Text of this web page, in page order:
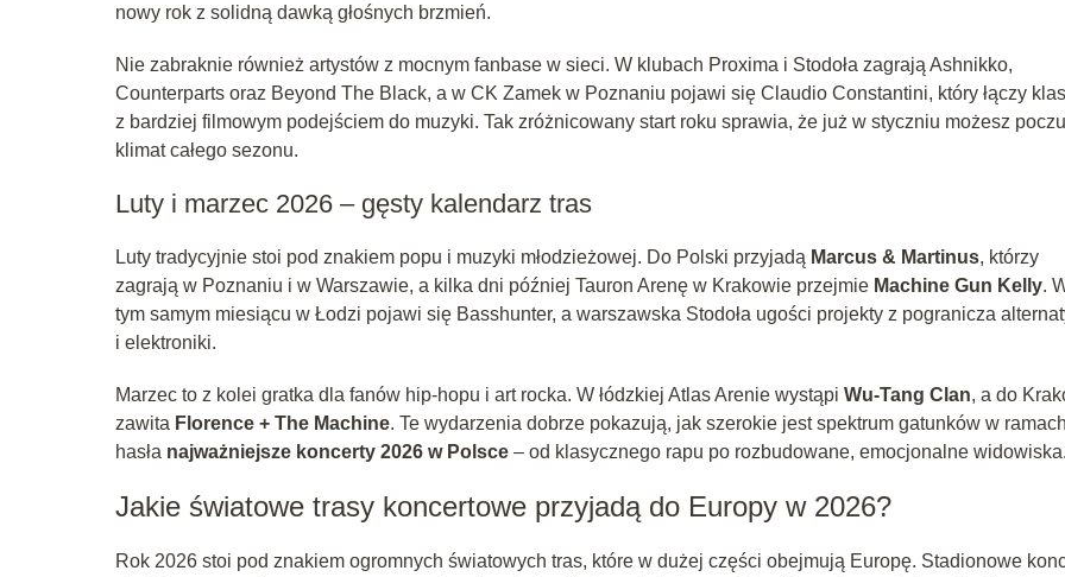
nowy rok z solidną dawką głośnych brzmień.
Nie zabraknie również artystów z mocnym fanbase w sieci. W klubach Proxima i Stodoła zagrają Ashnikko,
Counterparts oraz Beyond The Black, a w CK Zamek w Poznaniu pojawi się Claudio Constantini, który łączy
z bardziej filmowym podejściem do muzyki. Tak zróżnicowany start roku sprawia, że już w styczniu możesz
klimat całego sezonu.
Luty i marzec 2026 – gęsty kalendarz tras
Luty tradycyjnie stoi pod znakiem popu i muzyki młodzieżowej. Do Polski przyjadą Marcus & Martinus, którzy
zagrają w Poznaniu i w Warszawie, a kilka dni później Tauron Arenę w Krakowie przejmie Machine Gun Kelly.
tym samym miesiącu w Łodzi pojawi się Basshunter, a warszawska Stodoła ugości projekty z pogranicza
i elektroniki.
Marzec to z kolei gratka dla fanów hip-hopu i art rocka. W łódzkiej Atlas Arenie wystąpi Wu-Tang Clan, a do
zawita Florence + The Machine. Te wydarzenia dobrze pokazują, jak szerokie jest spektrum gatunków w ramach
hasła najważniejsze koncerty 2026 w Polsce – od klasycznego rapu po rozbudowane, emocjonalne widowiska.
Jakie światowe trasy koncertowe przyjadą do Europy w 2026?
Rok 2026 stoi pod znakiem ogromnych światowych tras, które w dużej części obejmują Europę. Stadionowe